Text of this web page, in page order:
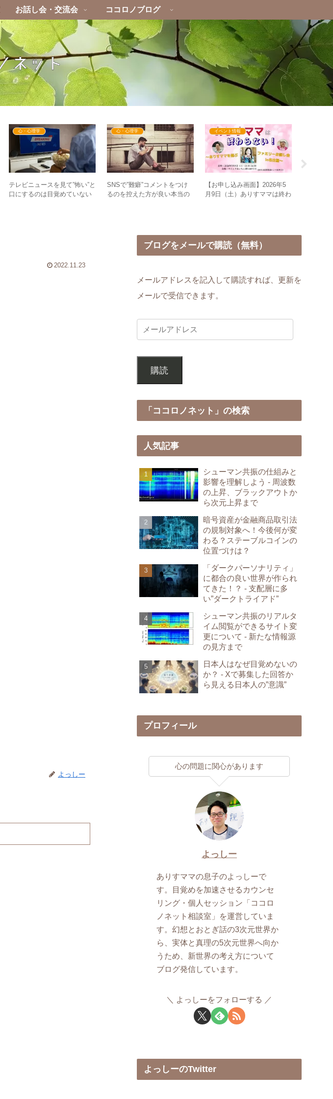
お話し会・交流会 ココロノブログ
心・心理学
テレビニュースを見て”怖い”と
口にするのは目覚めていない
心・心理学
SNSで”難癖”コメントをつけ
るのを控えた方が良い本当の
イベント情報
【お申し込み画面】2026年5
月9日（土）ありすママは終わ
2022.11.23
よっしー
ブログをメールで購読（無料）
メールアドレスを記入して購読すれば、更新を
メールで受信できます。
購読
「ココロノネット」の検索
人気記事
シューマン共振の仕組みと
影響を理解しよう - 周波数
の上昇、ブラックアウトか
ら次元上昇まで
暗号資産が金融商品取引法
の規制対象へ！今後何が変
わる？ステーブルコインの
位置づけは？
「ダークパーソナリティ」
に都合の良い世界が作られ
てきた！？ - 支配層に多
い”ダークトライアド”
シューマン共振のリアルタ
イム閲覧ができるサイト変
更について - 新たな情報源
の見方まで
日本人はなぜ目覚めないの
か？ - Xで募集した回答か
ら見える日本人の”意識”
プロフィール
心の問題に関心があります
よっしー
ありすママの息子のよっしーで
す。目覚めを加速させるカウンセ
リング・個人セッション「ココロ
ノネット相談室」を運営していま
す。幻想とおとぎ話の3次元世界か
ら、実体と真理の5次元世界へ向か
うため、新世界の考え方について
ブログ発信しています。
よっしーをフォローする
よっしーのTwitter